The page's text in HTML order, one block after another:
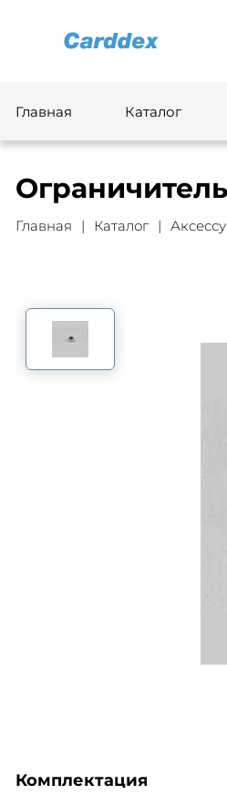
Главная Каталог
Главная Каталог
Комплектация